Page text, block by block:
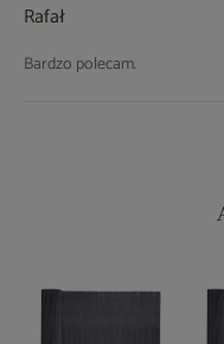
Rafał
Bardzo polecam.